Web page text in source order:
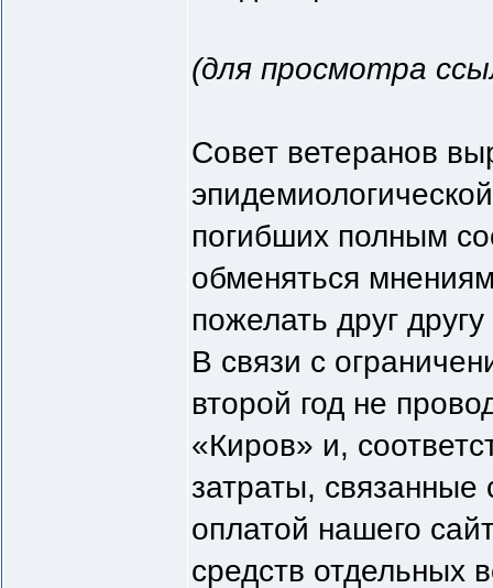
(для просмотра
Совет ветеранов
погибших полным
обменяться
пожелать друг
В связи с
второй год не
«Киров» и,
затраты,
оплатой нашего
средств отдельных